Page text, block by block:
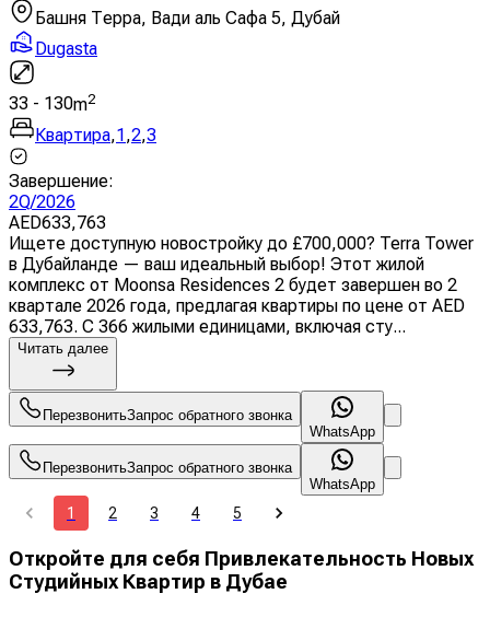
Башня Терра, Вади аль Сафа 5, Дубай
Dugasta
33 - 130m2
Квартира,1,2,3
Завершение:
2Q/2026
AED633,763
Ищете доступную новостройку до £700,000? Terra Tower
в Дубайланде — ваш идеальный выбор! Этот жилой
комплекс от Moonsa Residences 2 будет завершен во 2
квартале 2026 года, предлагая квартиры по цене от AED
633,763. С 366 жилыми единицами, включая сту...
Читать далее
ПерезвонитьЗапрос обратного звонка
WhatsApp
ПерезвонитьЗапрос обратного звонка
WhatsApp
1 2 3 4 5
Откройте для себя Привлекательность Новых
Студийных Квартир в Дубае